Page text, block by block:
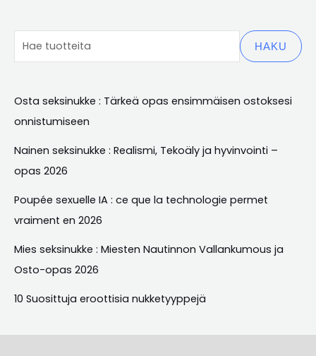
HAKU
Osta seksinukke : Tärkeä opas ensimmäisen ostoksesi
onnistumiseen
Nainen seksinukke : Realismi, Tekoäly ja hyvinvointi –
opas 2026
Poupée sexuelle IA : ce que la technologie permet
vraiment en 2026
Mies seksinukke : Miesten Nautinnon Vallankumous ja
Osto-opas 2026
10 Suosittuja eroottisia nukketyyppejä